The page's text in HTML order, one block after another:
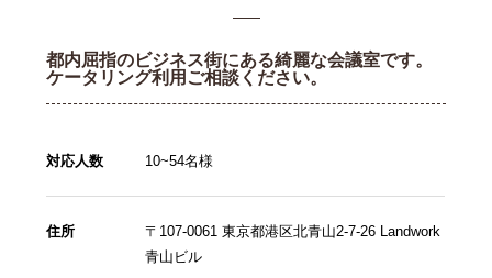
都内屈指のビジネス街にある綺麗な会議室です。
ケータリング利用ご相談ください。
対応人数 10~54名様
住所
〒107-0061 東京都港区北青山2-7-26 Landwork
青山ビル